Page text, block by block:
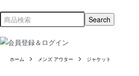
ホーム メンズ アウター ジャケット